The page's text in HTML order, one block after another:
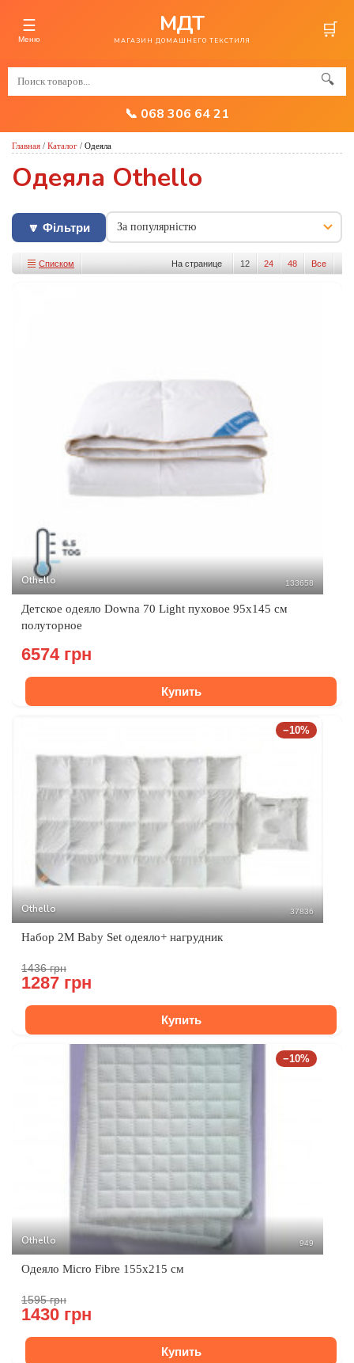
☰
Меню
МДТ
МАГАЗИН ДОМАШНЕГО ТЕКСТИЛЯ 🛒
🔍
📞 068 306 64 21
Главная / Каталог / Одеяла
Одеяла Othello
🔽 Фільтри
На странице 12 24 48 Все
Списком
Othello 133658
Детское одеяло Downa 70 Light пуховое 95x145 см
полуторное
6574 грн
Купить
−10%
Othello 37836
Набор 2M Baby Set одеяло+ нагрудник
1436 грн
1287 грн
Купить
−10%
Othello 949
Одеяло Micro Fibre 155x215 см
1595 грн
1430 грн
Купить